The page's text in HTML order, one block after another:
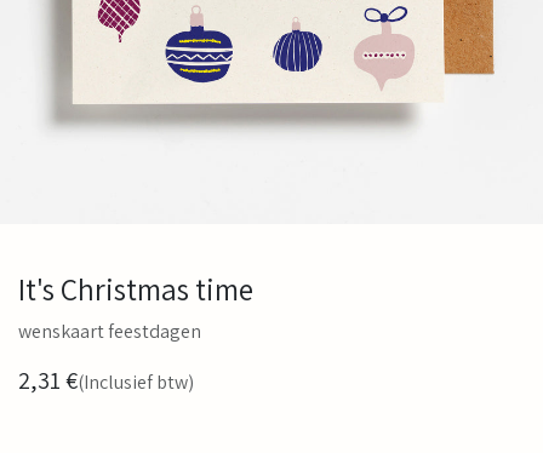
It's Christmas time
wenskaart feestdagen
2,31€(Inclusief btw)